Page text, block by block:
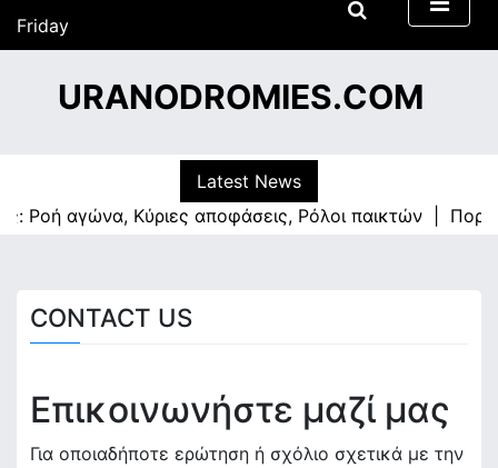
Friday
19/06/2026
00:06URANODROMIES.COM
Latest News
Ροή αγώνα, Κύριες αποφάσεις, Ρόλοι παικτών |
CONTACT US
Επικοινωνήστε μαζί μας
Για οποιαδήποτε ερώτηση ή σχόλιο σχετικά με την